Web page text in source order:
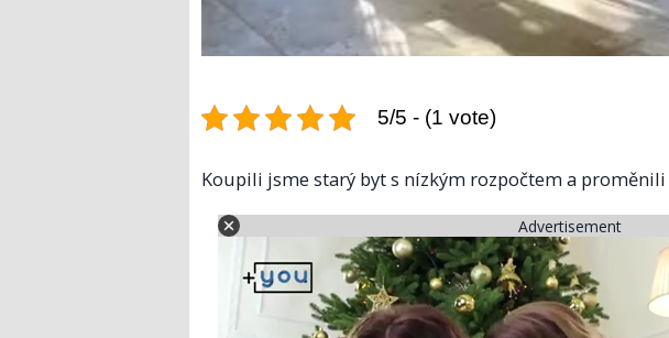
5/5 - (1 vote)
Koupili jsme starý byt s nízkým rozpočtem a proměnili
Advertisement